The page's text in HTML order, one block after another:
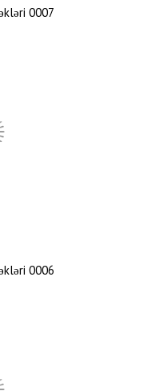
0007
0006